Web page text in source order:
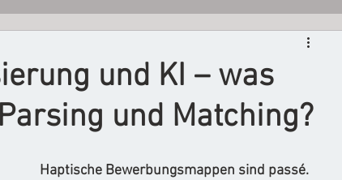
und KI – was
und Matching?
Haptische Bewerbungsmappen sind passé.